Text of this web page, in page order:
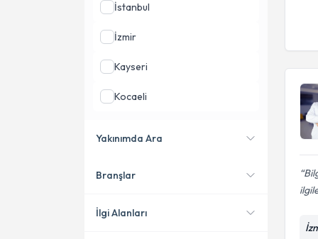
İstanbul
İzmir
Kayseri
Kocaeli
Yakınımda Ara
Konumuma yakın uzmanları
Branşlar
İlgi Alanları